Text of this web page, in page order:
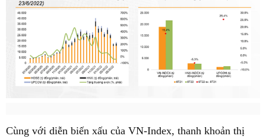
Cùng với diễn biến xấu của VN-Index, thanh khoản thị